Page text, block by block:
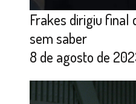
Frakes dirigiu final
sem saber
8 de agosto de